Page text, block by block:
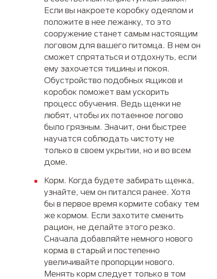
Если вы накроете коробку одеялом и
положите в нее лежанку, то это
сооружение станет самым настоящим
логовом для вашего питомца. В нем он
сможет спрятаться и отдохнуть, если
ему захочется тишины и покоя.
Обустройство подобных ящиков и
коробок поможет вам ускорить
процесс обучения. Ведь щенки не
любят, чтобы их потаенное логово
было грязным. Значит, они быстрее
научатся соблюдать чистоту не
только в своем укрытии, но и во всем
доме.
Корм. Когда будете забирать щенка,
узнайте, чем он питался ранее. Хотя
бы в первое время кормите собаку тем
же кормом. Если захотите сменить
рацион, не делайте этого резко.
Сначала добавляйте немного нового
корма в старый и постепенно
увеличивайте пропорции нового.
Менять корм следует только в том